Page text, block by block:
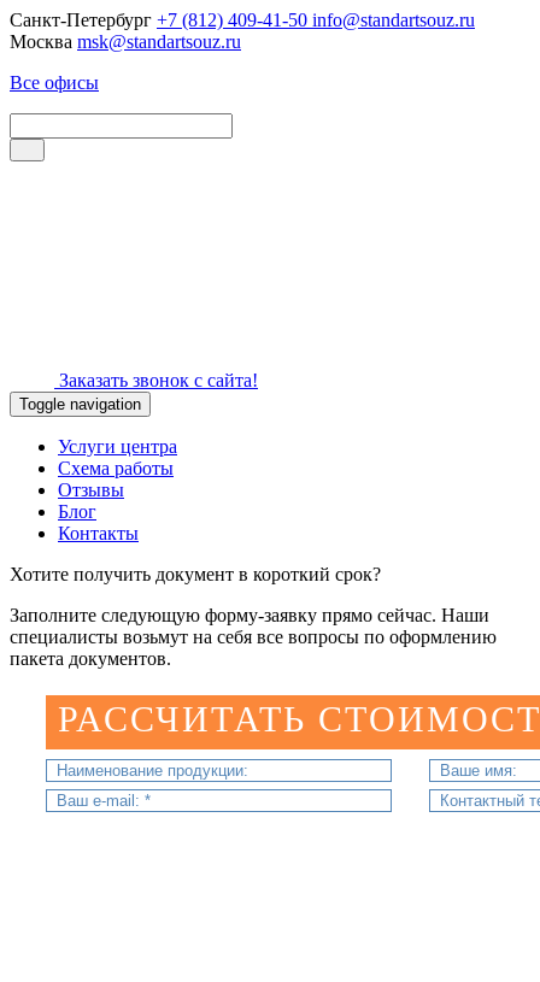
Санкт-Петербург +7 (812) 409-41-50 info@standartsouz.ru
Москва msk@standartsouz.ru
Все офисы
Заказать звонок с сайта!
Toggle navigation
Услуги центра
Схема работы
Отзывы
Блог
Контакты
Хотите получить документ в короткий срок?
Заполните следующую форму-заявку прямо сейчас. Наши
специалисты возьмут на себя все вопросы по оформлению
пакета документов.
РАССЧИТАТЬ